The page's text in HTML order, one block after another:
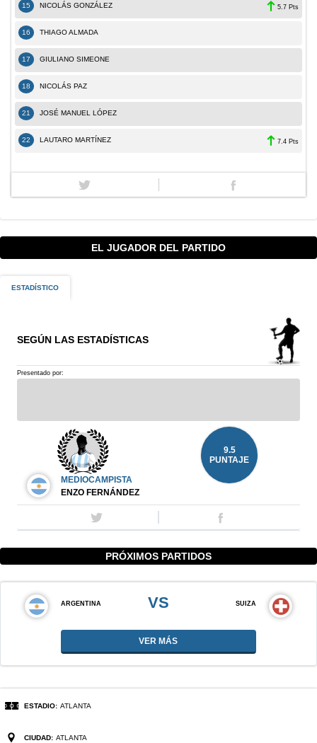
15 NICOLÁS GONZÁLEZ 5.7 Pts
16 THIAGO ALMADA
17 GIULIANO SIMEONE
18 NICOLÁS PAZ
21 JOSÉ MANUEL LÓPEZ
22 LAUTARO MARTÍNEZ 7.4 Pts
EL JUGADOR DEL PARTIDO
ESTADÍSTICO
SEGÚN LAS ESTADÍSTICAS
Presentado por:
MEDIOCAMPISTA
ENZO FERNÁNDEZ
9.5
PUNTAJE
PRÓXIMOS PARTIDOS
ARGENTINA VS SUIZA
VER MÁS
ESTADIO: ATLANTA
CIUDAD: ATLANTA